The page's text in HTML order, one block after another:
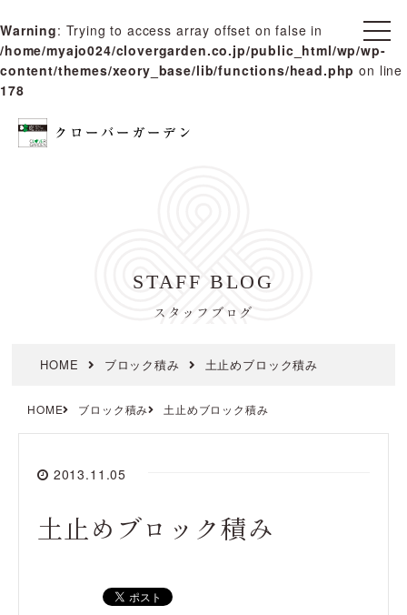
Warning: Trying to access array offset on false in
/home/myajo024/clovergarden.co.jp/public_html/wp/wp-
content/themes/xeory_base/lib/functions/head.php on line
178
t
o
g
g
STAFF BLOG
スタッフブログ
HOME ブロック積み 土止めブロック積み
HOME ブロック積み 土止めブロック積み
2013.11.05
土止めブロック積み